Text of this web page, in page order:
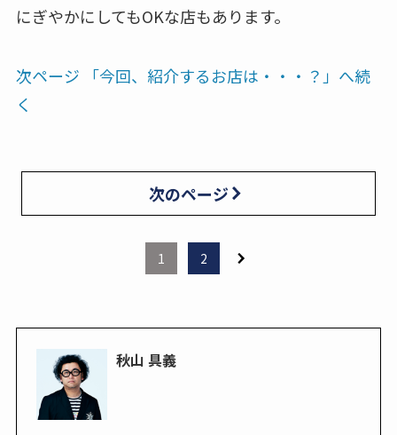
にぎやかにしてもOKな店もあります。
次ページ 「今回、紹介するお店は・・・？」へ続
く
次のページ
1 2
秋山 具義